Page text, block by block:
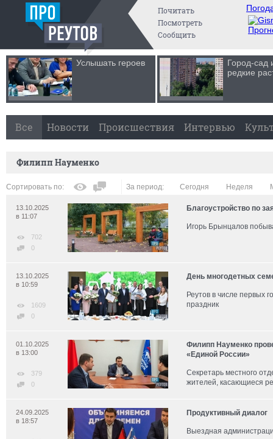
Почитать
Посмотреть
Сообщить
Услышать героев
Город-сад
редкие
Все Новости Происшествия Интервью
Филипп Науменко
Сортировать по: За период: Сегодня Неделя
Благоустройство по
Игорь Брынцалов
13.10.2025
в 11:07
702
0
День многодетных
Реутов в числе первых
праздник
13.10.2025
в 10:59
1609
0
Филипп Науменко
«Единой России»
Секретарь местного
жителей, касающиеся
01.10.2025
в 13:00
379
0
Продуктивный диалог
Выездная
24.09.2025
в 18:57